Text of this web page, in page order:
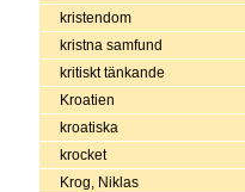
kristendom
kristna samfund
kritiskt tänkande
Kroatien
kroatiska
krocket
Krog, Niklas